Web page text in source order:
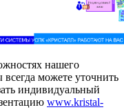
нашего
можете уточнить
индивидуальный
www.kristal-